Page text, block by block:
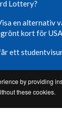
Lottery?
en alternativ
kort för
ett
by providing
these cookies.